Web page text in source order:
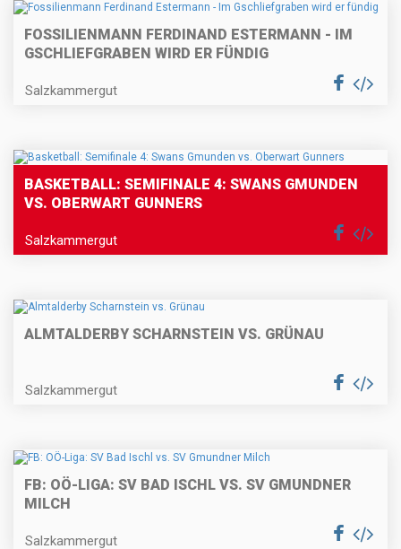
FOSSILIENMANN FERDINAND ESTERMANN - IM
GSCHLIEFGRABEN WIRD ER FÜNDIG
Salzkammergut
BASKETBALL: SEMIFINALE 4: SWANS GMUNDEN
VS. OBERWART GUNNERS
Salzkammergut
ALMTALDERBY SCHARNSTEIN VS. GRÜNAU
Salzkammergut
FB: OÖ-LIGA: SV BAD ISCHL VS. SV GMUNDNER
MILCH
Salzkammergut